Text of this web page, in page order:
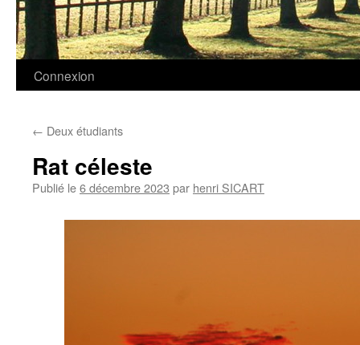
Connexion
← Deux étudiants
Rat céleste
Publié le6 décembre 2023 par henri SICART